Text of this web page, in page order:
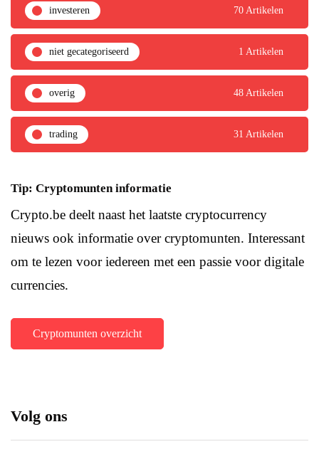
investeren 70 Artikelen
niet gecategoriseerd 1 Artikelen
overig 48 Artikelen
trading 31 Artikelen
Tip: Cryptomunten informatie
Crypto.be deelt naast het laatste cryptocurrency
nieuws ook informatie over cryptomunten. Interessant
om te lezen voor iedereen met een passie voor digitale
currencies.
Cryptomunten overzicht
Volg ons